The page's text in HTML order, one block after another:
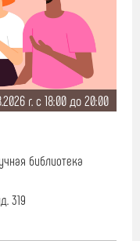
г. c 18:00 до 20:00
библиотека
319